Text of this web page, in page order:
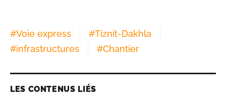
#Voie express #Tiznit-Dakhla
#infrastructures #Chantier
LES CONTENUS LIÉS